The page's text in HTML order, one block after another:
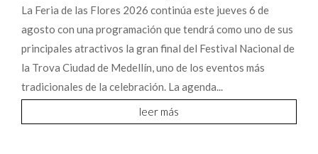
La Feria de las Flores 2026 continúa este jueves 6 de
agosto con una programación que tendrá como uno de sus
principales atractivos la gran final del Festival Nacional de
la Trova Ciudad de Medellín, uno de los eventos más
tradicionales de la celebración. La agenda...
leer más